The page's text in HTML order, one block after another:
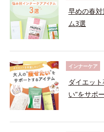
早めの春
ム3選
インナーケア
ダイエッ
い”をサポ